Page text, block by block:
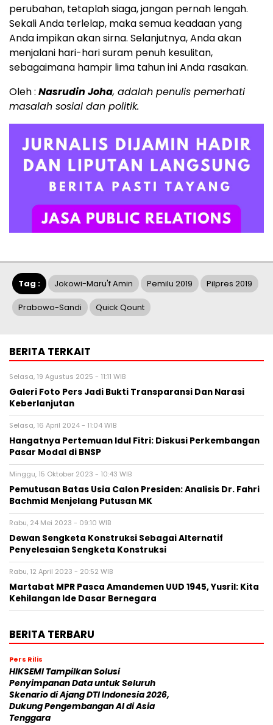
perubahan, tetaplah siaga, jangan pernah lengah.
Sekali Anda terlelap, maka semua keadaan yang
Anda impikan akan sirna. Selanjutnya, Anda akan
menjalani hari-hari suram penuh kesulitan,
sebagaimana hampir lima tahun ini Anda rasakan.
Oleh : Nasrudin Joha, adalah penulis pemerhati
masalah sosial dan politik.
Tag : Jokowi-Maru'f Amin Pemilu 2019 Pilpres 2019
Prabowo-Sandi Quick Qount
BERITA TERKAIT
Selasa, 19 Agustus 2025 - 11:11 WIB
Galeri Foto Pers Jadi Bukti Transparansi Dan Narasi
Keberlanjutan
Selasa, 16 April 2024 - 11:04 WIB
Hangatnya Pertemuan Idul Fitri: Diskusi Perkembangan
Pasar Modal di BNSP
Minggu, 15 Oktober 2023 - 10:43 WIB
Pemutusan Batas Usia Calon Presiden: Analisis Dr. Fahri
Bachmid Menjelang Putusan MK
Rabu, 24 Mei 2023 - 09:10 WIB
Dewan Sengketa Konstruksi Sebagai Alternatif
Penyelesaian Sengketa Konstruksi
Rabu, 12 April 2023 - 20:52 WIB
Martabat MPR Pasca Amandemen UUD 1945, Yusril: Kita
Kehilangan Ide Dasar Bernegara
BERITA TERBARU
Pers Rilis
HIKSEMI Tampilkan Solusi
Penyimpanan Data untuk Seluruh
Skenario di Ajang DTI Indonesia 2026,
Dukung Pengembangan AI di Asia
Tenggara